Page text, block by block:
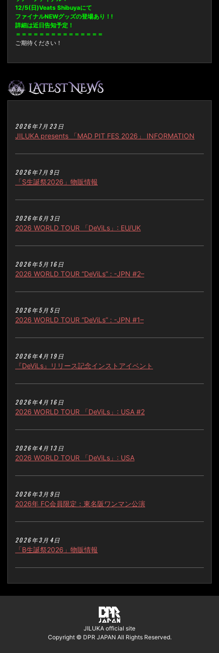
12/5(日)Veats Shibuyaにて
ファイナルNEWグッズの登場あり！!
詳細は近日告知予定！
＝＝＝＝＝＝＝＝＝＝＝＝＝＝＝
ご期待ください！
2026年7月23日
JILUKA presents 「MAD PIT FES 2026」 INFORMATION
2026年7月9日
「S生誕祭2026」物販情報
2026年6月3日
2026 WORLD TOUR 「DeViLs」: EU/UK
2026年5月16日
2026 WORLD TOUR “DeViLs” : -JPN #2–
2026年5月5日
2026 WORLD TOUR “DeViLs” : -JPN #1–
2026年4月19日
『DeViLs』リリース記念インストアイベント
2026年4月16日
2026 WORLD TOUR 「DeViLs」: USA #2
2026年4月13日
2026 WORLD TOUR 「DeViLs」: USA
2026年3月9日
2026年 FC会員限定：東名阪ワンマン公演
2026年3月4日
「B生誕祭2026」物販情報
JILUKA official site
Copyright © DPR JAPAN All Rights Reserved.